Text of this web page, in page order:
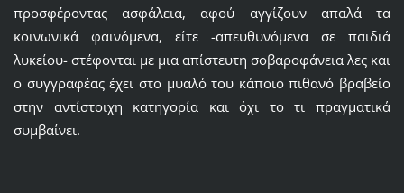
προσφέροντας ασφάλεια, αφού αγγίζουν απαλά τα
κοινωνικά φαινόμενα, είτε -απευθυνόμενα σε παιδιά
λυκείου- στέφονται με μια απίστευτη σοβαροφάνεια λες και
ο συγγραφέας έχει στο μυαλό του κάποιο πιθανό βραβείο
στην αντίστοιχη κατηγορία και όχι το τι πραγματικά
συμβαίνει.